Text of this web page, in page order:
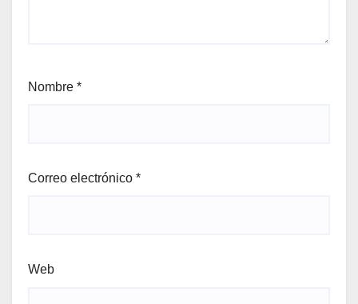
Nombre *
Correo electrónico *
Web